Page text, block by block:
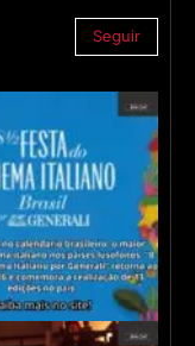
Seguir